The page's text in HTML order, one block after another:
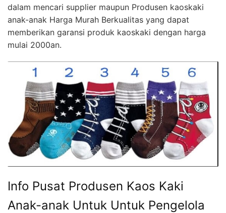
dalam mencari supplier maupun Produsen kaoskaki
anak-anak Harga Murah Berkualitas yang dapat
memberikan garansi produk kaoskaki dengan harga
mulai 2000an.
Info Pusat Produsen Kaos Kaki
Anak-anak Untuk Untuk Pengelola